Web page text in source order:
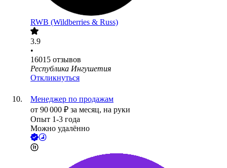
RWB (Wildberries & Russ)
3.9
•
16015 отзывов
Республика Ингушетия
Откликнуться
Менеджер по продажам
от 90 000 ₽ за месяц, на руки
Опыт 1-3 года
Можно удалённо